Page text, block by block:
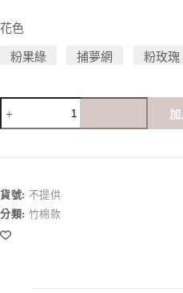
花色
粉果綠 捕夢網 粉玫瑰
布
護
墊
(止
貨號: 不提供
分類: 竹棉款